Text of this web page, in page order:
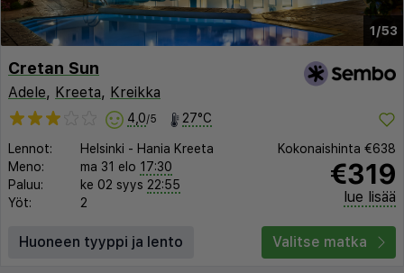
1/53
Cretan Sun
Adele, Kreeta, Kreikka
4,0/5 27°C
Lennot: Helsinki - Hania Kreeta
Meno:
ma 31 elo 17:30
Paluu:
ke 02 syys 22:55
Yöt:
2
Kokonaishinta €638
€319
lue lisää
Huoneen tyyppi ja lento Valitse matka